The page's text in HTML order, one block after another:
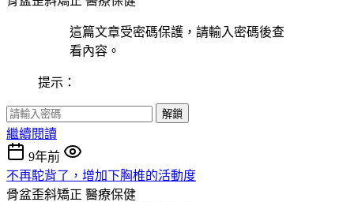
這篇文章受密碼保護，請輸入密碼後查
看內容。
提示：
解鎖
繼續閱讀
9年前
不再駝背了，增加下胸椎的活動度
骨盆歪斜矯正 醫療保健